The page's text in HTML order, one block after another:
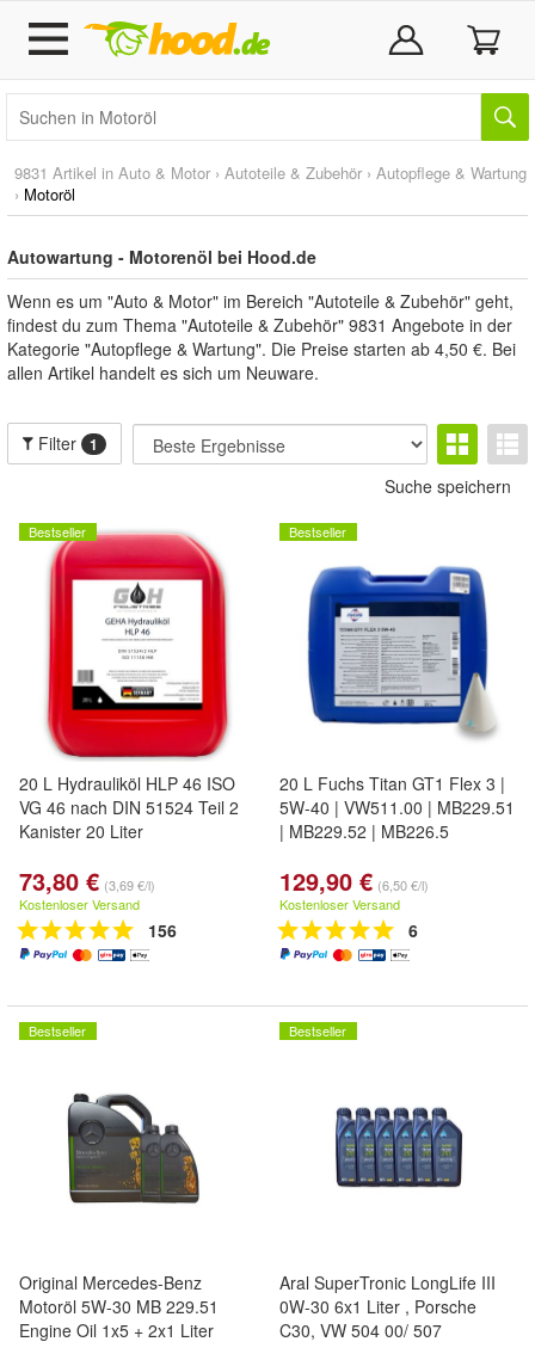
9831 Artikel in Auto & Motor › Autoteile & Zubehör › Autopflege & Wartung
› Motoröl
Autowartung - Motorenöl bei Hood.de
Wenn es um "Auto & Motor" im Bereich "Autoteile & Zubehör" geht,
findest du zum Thema "Autoteile & Zubehör" 9831 Angebote in der
Kategorie "Autopflege & Wartung". Die Preise starten ab 4,50 €. Bei
allen Artikel handelt es sich um Neuware.
Filter 1
Suche speichern
Bestseller
20 L Hydrauliköl HLP 46 ISO
VG 46 nach DIN 51524 Teil 2
Kanister 20 Liter
73,80 € (3,69 €/l)
Kostenloser Versand
156
Bestseller
20 L Fuchs Titan GT1 Flex 3 |
5W-40 | VW511.00 | MB229.51
| MB229.52 | MB226.5
129,90 € (6,50 €/l)
Kostenloser Versand
6
Bestseller
Original Mercedes-Benz
Motoröl 5W-30 MB 229.51
Engine Oil 1x5 + 2x1 Liter
Bestseller
Aral SuperTronic LongLife III
0W-30 6x1 Liter , Porsche
C30, VW 504 00/ 507